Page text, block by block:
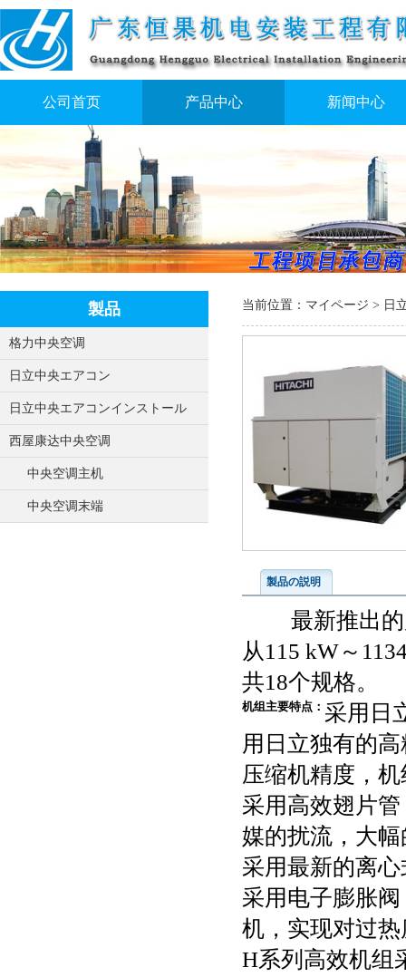
公司首页 产品中心 新闻中心
製品
格力中央空调
日立中央エアコン
日立中央エアコンインストール
西屋康达中央空调
中央空调主机
中央空调末端
当前位置： マイページ > 日
製品の説明
最新推出的
从115 kW～
共18个规格。
机组主要特点： 采用日
用日立独有的
压缩机精度，
采用高效翅片
媒的扰流，大
采用最新的离
采用电子膨胀
机，实现对过
H系列高效机组